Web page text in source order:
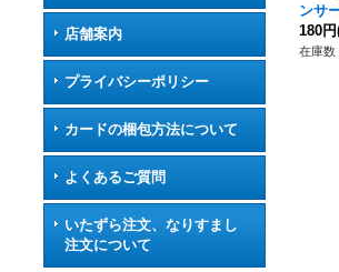
店舗案内
プライバシーポリシー
カードの梱包方法について
よくあるご質問
いたずら注文、なりすまし
注文について
ンサ
R】
ア》
180円
在庫数